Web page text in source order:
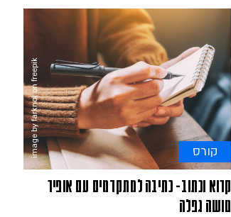
image by farknot on freepik קורס
קרוא וכתוב- כתיבה למתקדמים עם אופיר
טושה גפלה